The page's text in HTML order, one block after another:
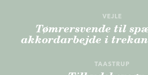
VEJLE
Tømrersvende til
akkordarbejde i
TAASTRUP